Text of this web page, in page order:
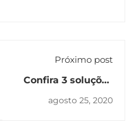
Próximo post
Confira 3 soluções
agosto 25, 2020